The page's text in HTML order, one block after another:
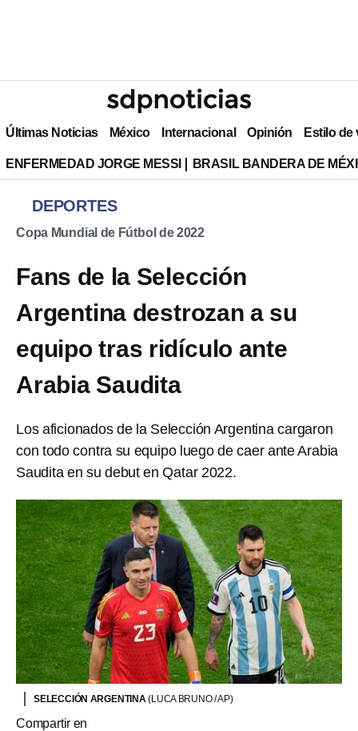
Últimas Noticias México Internacional Opinión Estilo de
ENFERMEDAD JORGE MESSI BRASIL BANDERA DE
DEPORTES
Copa Mundial de Fútbol de 2022
Fans de la Selección
Argentina destrozan a su
equipo tras ridículo ante
Arabia Saudita
Los aficionados de la Selección Argentina cargaron
con todo contra su equipo luego de caer ante Arabia
Saudita en su debut en Qatar 2022.
SELECCIÓN ARGENTINA(LUCA BRUNO / AP)
Compartir en